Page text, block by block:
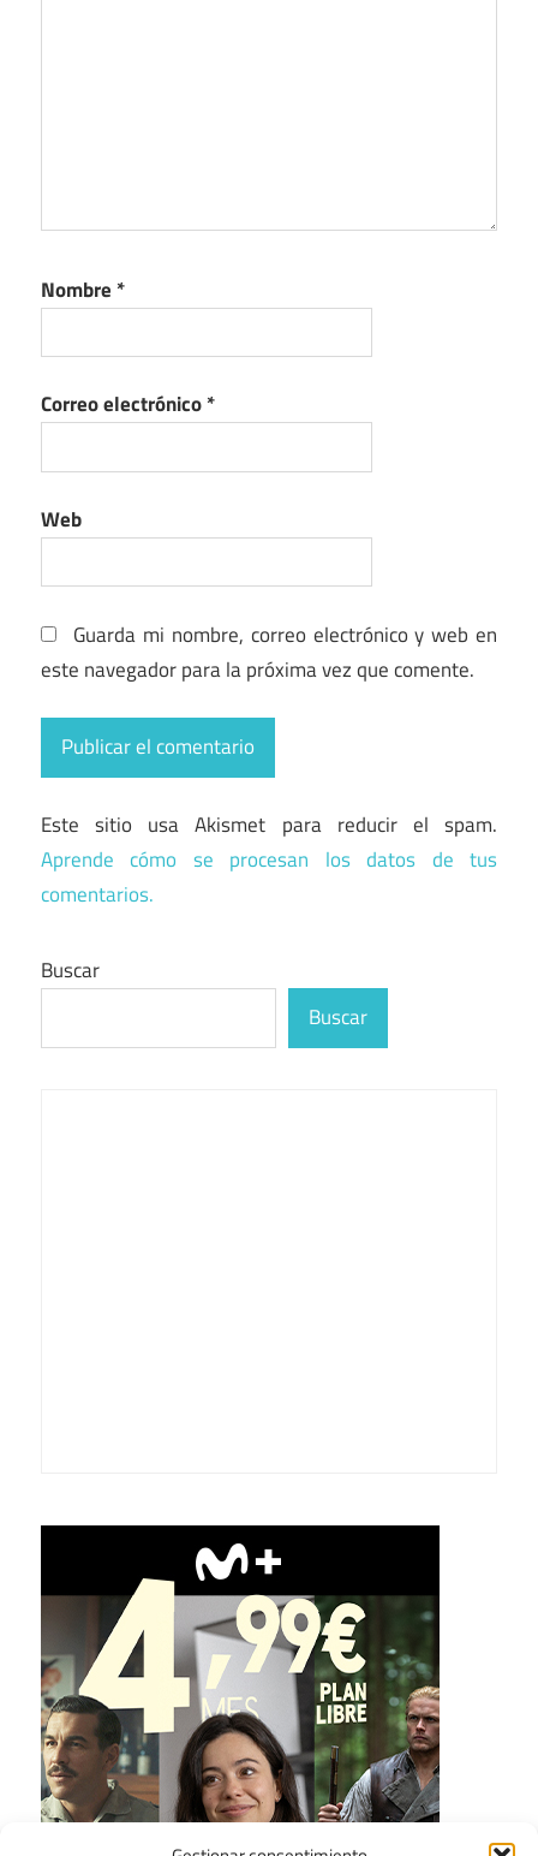
Nombre *
Correo electrónico*
Web
Guarda mi nombre, correo electrónico y web en
este navegador para la próxima vez que comente.
Este sitio usa Akismet para reducir el spam.
Aprende cómo se procesan los datos de tus
comentarios.
Buscar
Buscar